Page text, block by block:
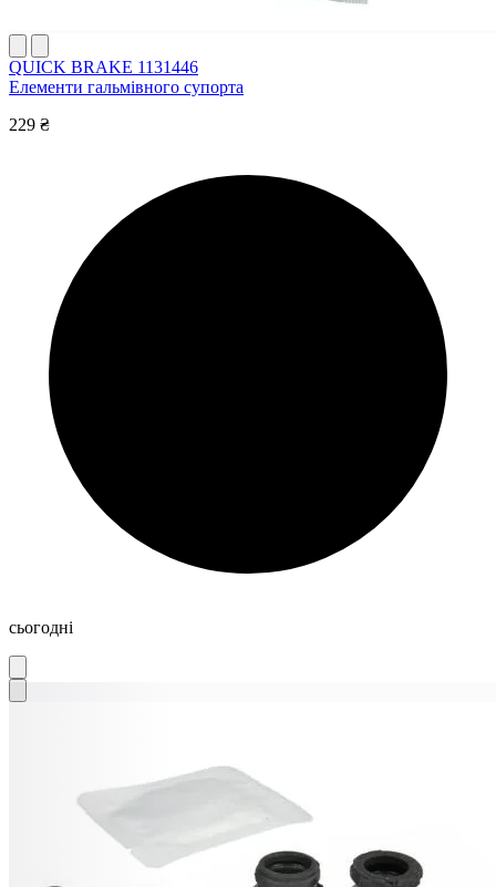
QUICK BRAKE 1131446
Елементи гальмівного супорта
229 ₴
сьогодні